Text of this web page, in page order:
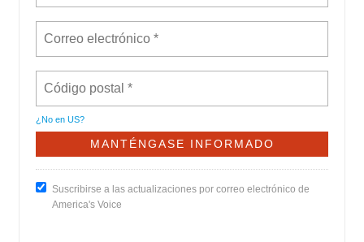
¿No en US?
Suscribirse a las actualizaciones por correo electrónico de
America's Voice